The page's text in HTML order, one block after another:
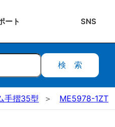
ート SNS
検索
手摺35型 ME5978-1ZT